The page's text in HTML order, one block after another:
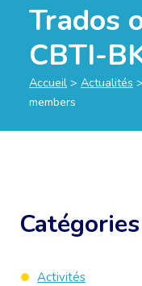
Trados
CBTI-
Accueil > Actualités >
members
Catégories
Activités